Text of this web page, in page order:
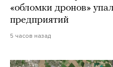
«обломки дронов»
предприятий
5 часов назад